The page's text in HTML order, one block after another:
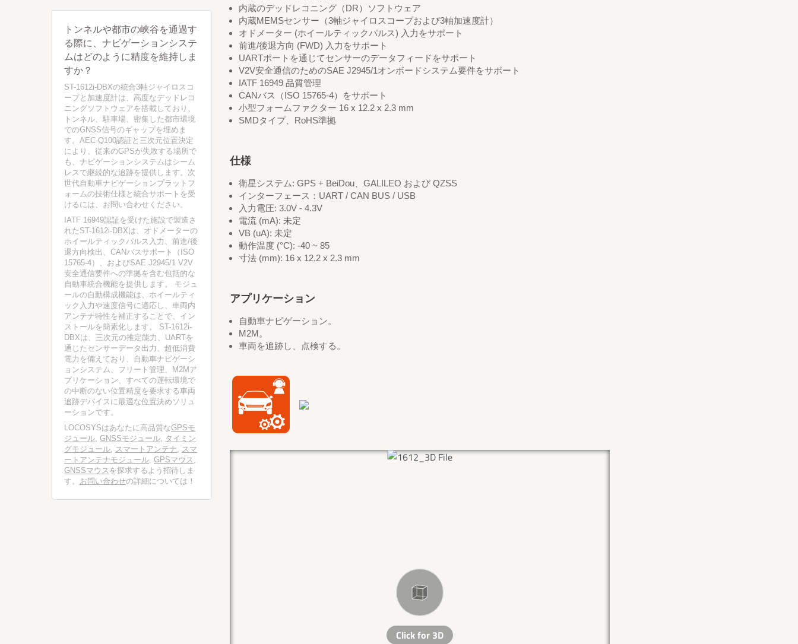
トンネルや都市の峡谷を通過す
る際に、ナビゲーションシステ
ムはどのように精度を維持しま
すか？
ST-1612i-DBXの統合3軸ジャイロスコ
ープと加速度計は、高度なデッドレコ
ニングソフトウェアを搭載しており、
トンネル、駐車場、密集した都市環境
でのGNSS信号のギャップを埋めま
す。AEC-Q100認証と三次元位置決定
により、従来のGPSが失敗する場所で
も、ナビゲーションシステムはシーム
レスで継続的な追跡を提供します。次
世代自動車ナビゲーションプラットフ
ォームの技術仕様と統合サポートを受
けるには、お問い合わせください。
IATF 16949認証を受けた施設で製造さ
れたST-1612i-DBXは、オドメーターの
ホイールティックパルス入力、前進/後
退方向検出、CANバスサポート（ISO
15765-4）、およびSAE J2945/1 V2V
安全通信要件への準拠を含む包括的な
自動車統合機能を提供します。 モジュ
ールの自動構成機能は、ホイールティ
ック入力や速度信号に適応し、車両内
アンテナ特性を補正することで、イン
ストールを簡素化します。 ST-1612i-
DBXは、三次元の推定能力、UARTを
通じたセンサーデータ出力、超低消費
電力を備えており、自動車ナビゲーシ
ョンシステム、フリート管理、M2Mア
プリケーション、すべての運転環境で
の中断のない位置精度を要求する車両
追跡デバイスに最適な位置決めソリュ
ーションです。
LOCOSYSはあなたに高品質なGPSモ
ジュール, GNSSモジュール, タイミン
グモジュール, スマートアンテナ, スマ
ートアンテナモジュール, GPSマウス ,
GNSSマウス を探求するよう招待しま
す。 お問い合わせの詳細については！
内蔵のデッドレコニング（DR）ソフトウェア
内蔵MEMSセンサー（3軸ジャイロスコープおよび3軸加速度計）
オドメーター (ホイールティックパルス) 入力をサポート
前進/後退方向 (FWD) 入力をサポート
UARTポートを通じてセンサーのデータフィードをサポート
V2V安全通信のためのSAE J2945/1オンボードシステム要件をサポート
IATF 16949 品質管理
CANバス（ISO 15765-4）をサポート
小型フォームファクター 16 x 12.2 x 2.3 mm
SMDタイプ、RoHS準拠
仕様
衛星システム: GPS + BeiDou、GALILEO および QZSS
インターフェース：UART / CAN BUS / USB
入力電圧: 3.0V - 4.3V
電流 (mA): 未定
VB (uA): 未定
動作温度 (°C): -40 ~ 85
寸法 (mm): 16 x 12.2 x 2.3 mm
アプリケーション
自動車ナビゲーション。
M2M。
車両を追跡し、点検する。